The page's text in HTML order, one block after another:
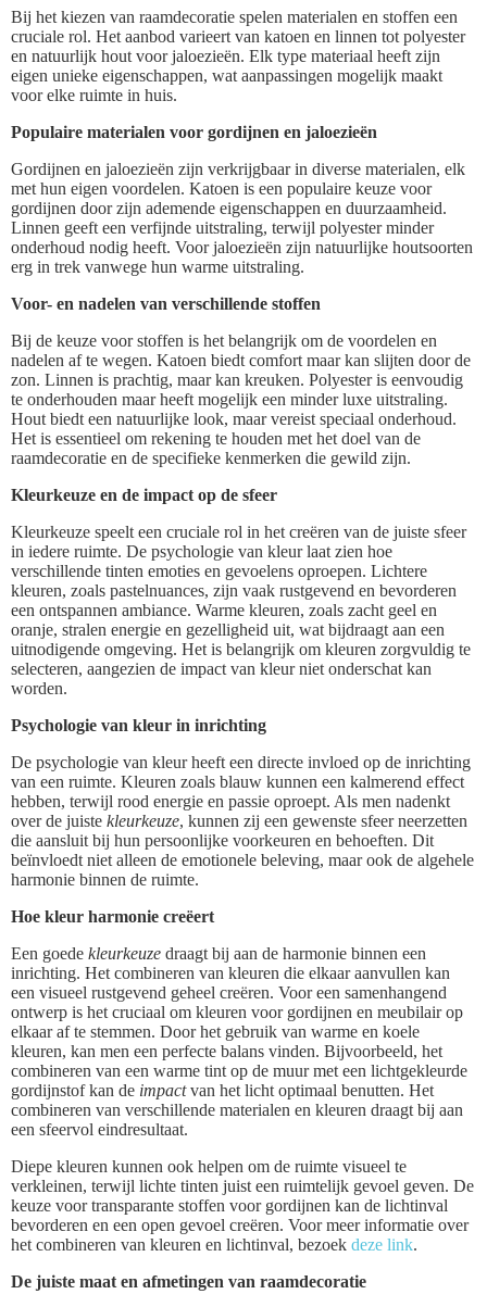
Bij het kiezen van raamdecoratie spelen materialen en stoffen een
cruciale rol. Het aanbod varieert van katoen en linnen tot polyester
en natuurlijk hout voor jaloezieën. Elk type materiaal heeft zijn
eigen unieke eigenschappen, wat aanpassingen mogelijk maakt
voor elke ruimte in huis.
Populaire materialen voor gordijnen en jaloezieën
Gordijnen en jaloezieën zijn verkrijgbaar in diverse materialen, elk
met hun eigen voordelen. Katoen is een populaire keuze voor
gordijnen door zijn ademende eigenschappen en duurzaamheid.
Linnen geeft een verfijnde uitstraling, terwijl polyester minder
onderhoud nodig heeft. Voor jaloezieën zijn natuurlijke houtsoorten
erg in trek vanwege hun warme uitstraling.
Voor- en nadelen van verschillende stoffen
Bij de keuze voor stoffen is het belangrijk om de voordelen en
nadelen af te wegen. Katoen biedt comfort maar kan slijten door de
zon. Linnen is prachtig, maar kan kreuken. Polyester is eenvoudig
te onderhouden maar heeft mogelijk een minder luxe uitstraling.
Hout biedt een natuurlijke look, maar vereist speciaal onderhoud.
Het is essentieel om rekening te houden met het doel van de
raamdecoratie en de specifieke kenmerken die gewild zijn.
Kleurkeuze en de impact op de sfeer
Kleurkeuze speelt een cruciale rol in het creëren van de juiste sfeer
in iedere ruimte. De psychologie van kleur laat zien hoe
verschillende tinten emoties en gevoelens oproepen. Lichtere
kleuren, zoals pastelnuances, zijn vaak rustgevend en bevorderen
een ontspannen ambiance. Warme kleuren, zoals zacht geel en
oranje, stralen energie en gezelligheid uit, wat bijdraagt aan een
uitnodigende omgeving. Het is belangrijk om kleuren zorgvuldig te
selecteren, aangezien de impact van kleur niet onderschat kan
worden.
Psychologie van kleur in inrichting
De psychologie van kleur heeft een directe invloed op de inrichting
van een ruimte. Kleuren zoals blauw kunnen een kalmerend effect
hebben, terwijl rood energie en passie oproept. Als men nadenkt
over de juiste kleurkeuze, kunnen zij een gewenste sfeer neerzetten
die aansluit bij hun persoonlijke voorkeuren en behoeften. Dit
beïnvloedt niet alleen de emotionele beleving, maar ook de algehele
harmonie binnen de ruimte.
Hoe kleur harmonie creëert
Een goede kleurkeuze draagt bij aan de harmonie binnen een
inrichting. Het combineren van kleuren die elkaar aanvullen kan
een visueel rustgevend geheel creëren. Voor een samenhangend
ontwerp is het cruciaal om kleuren voor gordijnen en meubilair op
elkaar af te stemmen. Door het gebruik van warme en koele
kleuren, kan men een perfecte balans vinden. Bijvoorbeeld, het
combineren van een warme tint op de muur met een lichtgekleurde
gordijnstof kan de impactvan het licht optimaal benutten. Het
combineren van verschillende materialen en kleuren draagt bij aan
een sfeervol eindresultaat.
Diepe kleuren kunnen ook helpen om de ruimte visueel te
verkleinen, terwijl lichte tinten juist een ruimtelijk gevoel geven. De
keuze voor transparante stoffen voor gordijnen kan de lichtinval
bevorderen en een open gevoel creëren. Voor meer informatie over
het combineren van kleuren en lichtinval, bezoek deze link.
De juiste maat en afmetingen van raamdecoratie